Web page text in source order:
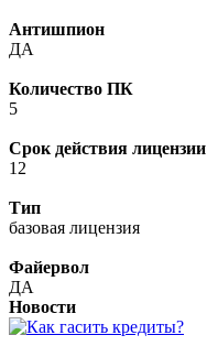
Антишпион
ДА
Количество ПК
5
Срок действия лицензии
12
Тип
базовая лицензия
Файервол
ДА
Новости